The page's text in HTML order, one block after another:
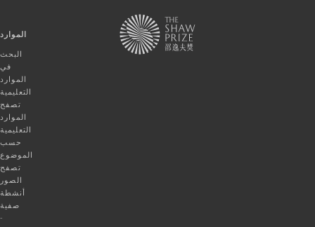
الموارد
البحث
في
الموارد
التعليمية
تصفح
الموارد
التعليمية
حسب
الموضوع
تصفح
الصور
أنشطة
صفية
-